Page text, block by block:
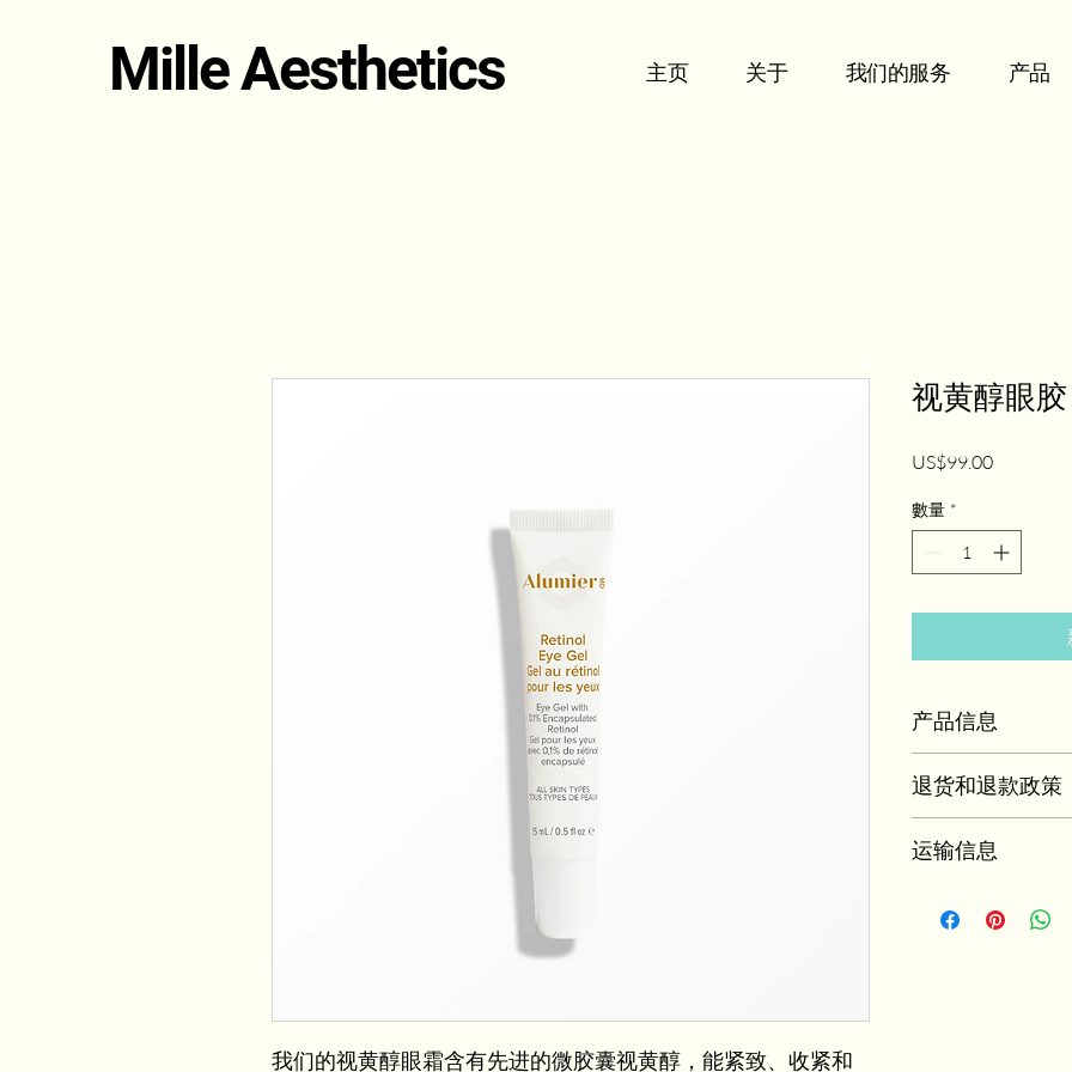
Mille Aesthetics 主页 关于 我们的服务 产品
我们的视黄醇眼霜含有先进的微胶囊视黄醇，能紧致、收紧和
视黄醇眼胶
US$99.00價
數量 *
产品信息
code=63C36Q7H
退货和退款政策
我可以让您的客户知
运输信息
装和费用的更多信息